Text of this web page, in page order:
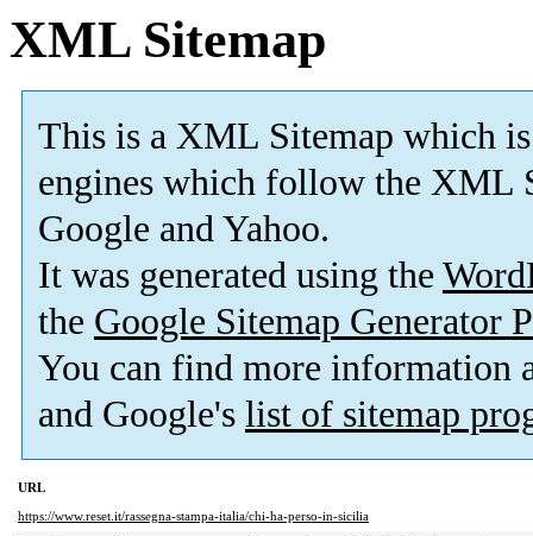
XML Sitemap
This is a XML Sitemap which is
engines which follow the XML
Google and Yahoo.
It was generated using the
the Google Sitemap Generator
You can find more information
and Google's list of sitemap
URL
https://www.reset.it/rassegna-stampa-italia/chi-ha-perso-in-sicilia